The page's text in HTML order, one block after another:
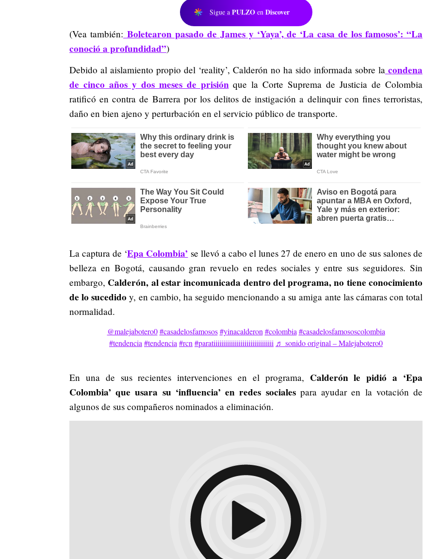
Sigue a PULZO en Discover
(Vea también: Boletearon pasado de James y ‘Yaya’, de ‘La casa de los famosos’: “La
conoció a profundidad”)
Debido al aislamiento propio del ‘reality’, Calderón no ha sido informada sobre la condena
de cinco años y dos meses de prisión que la Corte Suprema de Justicia de Colombia
ratificó en contra de Barrera por los delitos de instigación a delinquir con fines terroristas,
daño en bien ajeno y perturbación en el servicio público de transporte.
La captura de ‘Epa Colombia’ se llevó a cabo el lunes 27 de enero en uno de sus salones de
belleza en Bogotá, causando gran revuelo en redes sociales y entre sus seguidores. Sin
embargo, Calderón, al estar incomunicada dentro del programa, no tiene conocimiento
de lo sucedido y, en cambio, ha seguido mencionando a su amiga ante las cámaras con total
normalidad.
@malejabotero0 #casadelosfamosos #yinacalderon #colombia #casadelosfamososcolombia
#tendencia #tendencia #rcn #paratiiiiiiiiiiiiiiiiiiiiiiiiiiiiiii ♬ sonido original – Malejabotero0
En una de sus recientes intervenciones en el programa, Calderón le pidió a ‘Epa
Colombia’ que usara su ‘influencia’ en redes socialespara ayudar en la votación de
algunos de sus compañeros nominados a eliminación.